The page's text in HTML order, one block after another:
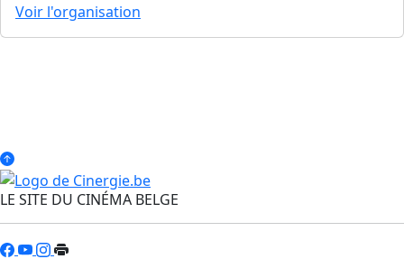
Voir l'organisation
LE SITE DU CINÉMA BELGE